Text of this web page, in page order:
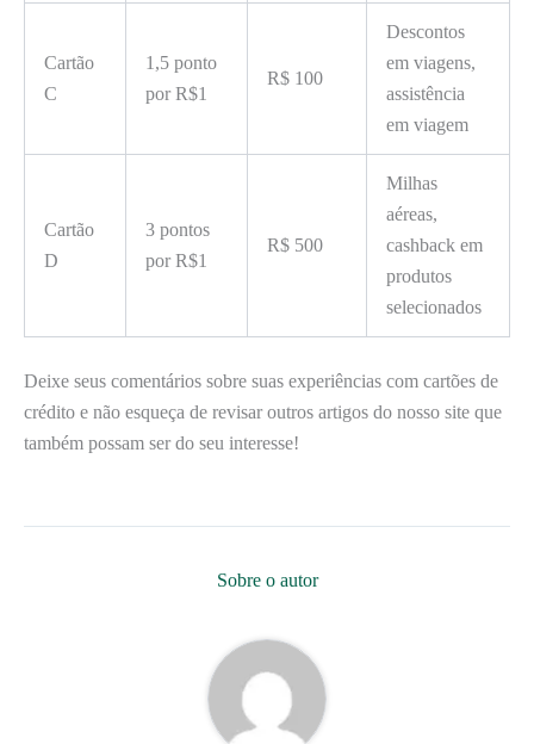
Cartão
C
1,5 ponto
por R$1
R$ 100
Descontos
em viagens,
assistência
em viagem
Cartão
D
3 pontos
por R$1
R$ 500
Milhas
aéreas,
cashback em
produtos
selecionados
Deixe seus comentários sobre suas experiências com cartões de
crédito e não esqueça de revisar outros artigos do nosso site que
também possam ser do seu interesse!
Sobre o autor